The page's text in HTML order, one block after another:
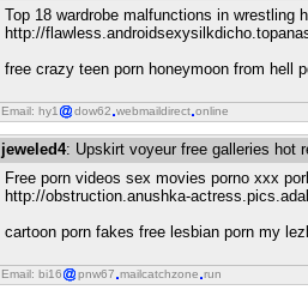
Top 18 wardrobe malfunctions in wrestling
http://
free crazy teen porn honeymoon from hell
Email: hy1 dow62 webmaildirect online
jeweled4: Upskirt voyeur free galleries hot
Free porn videos sex movies porno xxx
http://obstruction.anushka-
cartoon porn fakes free lesbian porn my
Email: bi16 pnw67 mailcatchzone run